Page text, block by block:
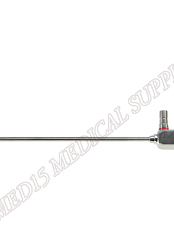
<h6 style= “font-size: 13px; font-weight: 600;